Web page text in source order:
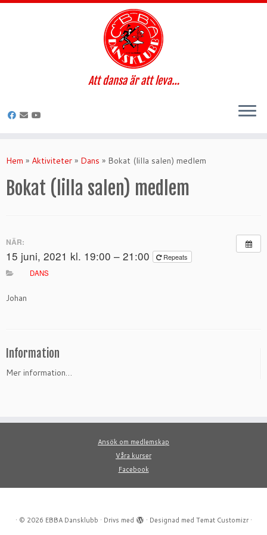
till
Att dansa är att leva…
Hem » Aktiviteter » Dans » Bokat (lilla salen) medlem
Bokat (lilla salen) medlem
NÄR:
15 juni, 2021 kl. 19:00 – 21:00
Repeats
DANS
Johan
Information
Mer information…
Ansök om medlemskap
Våra kurser
Facebook
· © 2026 EBBA Dansklubb · Drivs med · Designad med Temat Customizr·